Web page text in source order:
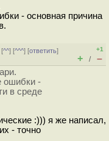
- основная причина
[^^] [^^^] [ответить]
+1
+ / –
ошибки -
в среде
:))) я же написал,
- точно